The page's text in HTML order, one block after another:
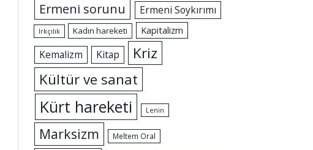
Ermeni sorunu Ermeni Soykırımı
Irkçılık Kadın hareketi Kapitalizm
Kemalizm Kitap
Kriz
Kültür ve sanat
Kürt hareketi Lenin
Marksizm Meltem Oral